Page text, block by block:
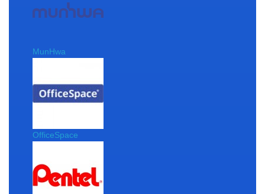
MunHwa
OfficeSpace